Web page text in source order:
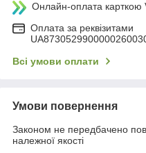
Онлайн-оплата
Оплата за реквізитами
Всі умови оплати
Умови повернення
Законом не передбачено
належної якості